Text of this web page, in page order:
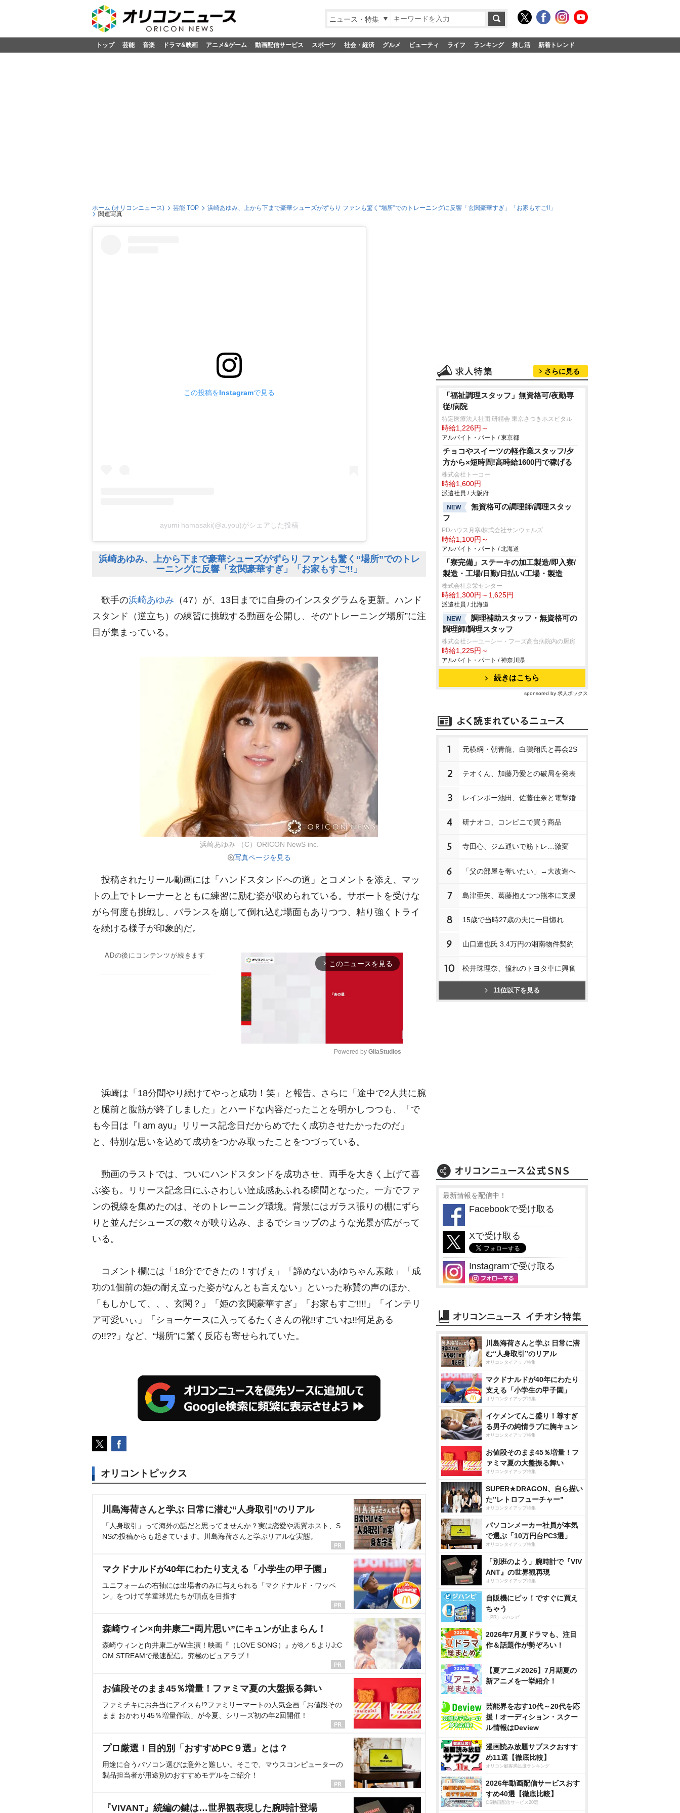
ニュース・特集
トップ 芸能 音楽 ドラマ&映画 アニメ&ゲーム 動画配信サービス スポーツ 社会・経済 グルメ ビューティ ライフ ランキング 推し活 新着トレンド
ホーム (オリコンニュース) 芸能 TOP
浜崎あゆみ、上から下まで豪華シューズがずらり ファンも驚く“場所”でのトレーニングに反響「玄関豪華すぎ」「お家もすご!!」
関連写真
この投稿をInstagramで見る
ayumi hamasaki(@a.you)がシェアした投稿
浜崎あゆみ、上から下まで豪華シューズがずらり ファンも驚く“場所”でのトレ
ーニングに反響「玄関豪華すぎ」「お家もすご!!」
歌手の浜崎あゆみ （47）が、13日までに自身のインスタグラムを更新。ハンド
スタンド（逆立ち）の練習に挑戦する動画を公開し、その“トレーニング場所”に注
目が集まっている。
浜崎あゆみ （C）ORICON NewS inc.
写真ページを見る
投稿されたリール動画には「ハンドスタンドへの道」とコメントを添え、マッ
トの上でトレーナーとともに練習に励む姿が収められている。サポートを受けな
がら何度も挑戦し、バランスを崩して倒れ込む場面もありつつ、粘り強くトライ
を続ける様子が印象的だ。
ADの後にコンテンツが続きます
arrow_forward_ios このニュースを見る
u
t
Powered by GliaStudios
浜崎は「18分間やり続けてやっと成功！笑」と報告。さらに「途中で2人共に腕
と腿前と腹筋が終了しました」とハードな内容だったことを明かしつつも、「で
も今日は『I am ayu』リリース記念日だからめでたく成功させたかったのだ」
と、特別な思いを込めて成功をつかみ取ったことをつづっている。
動画のラストでは、ついにハンドスタンドを成功させ、両手を大きく上げて喜
ぶ姿も。リリース記念日にふさわしい達成感あふれる瞬間となった。一方でファ
ンの視線を集めたのは、そのトレーニング環境。背景にはガラス張りの棚にずら
りと並んだシューズの数々が映り込み、まるでショップのような光景が広がって
いる。
コメント欄には「18分でできたの！すげぇ」「諦めないあゆちゃん素敵」「成
功の1個前の姫の耐え立った姿がなんとも言えない」といった称賛の声のほか、
「もしかして、、、玄関？」「姫の玄関豪華すぎ」「お家もすご!!!!」「インテリ
ア可愛いぃ」「ショーケースに入ってるたくさんの靴!!すごいね!!何足ある
の!!??」など、“場所”に驚く反応も寄せられていた。
オリコントピックス
川島海荷さんと学ぶ 日常に潜む“人身取引”のリアル
「人身取引」って海外の話だと思ってませんか？実は恋愛や悪質ホスト、S
NSの投稿からも起きています。川島海荷さんと学ぶリアルな実態。
マクドナルドが40年にわたり支える「小学生の甲子園」
ユニフォームの右袖には出場者のみに与えられる「マクドナルド・ワッペ
ン」をつけて学童球児たちが頂点を目指す
森崎ウィン×向井康二“両片思い”にキュンが止まらん！
森崎ウィンと向井康二がW主演！映画『（LOVE SONG）』が8／５よりJ:C
OM STREAMで最速配信。究極のピュアラブ！
お値段そのまま45％増量！ファミマ夏の大盤振る舞い
ファミチキにお弁当にアイスも!?ファミリーマートの人気企画「お値段その
まま おかわり45％増量作戦」が今夏、シリーズ初の年2回開催！
プロ厳選！目的別「おすすめPC９選」とは？
用途に合うパソコン選びは意外と難しい。そこで、マウスコンピューターの
製品担当者が用途別のおすすめモデルをご紹介！
『VIVANT』続編の鍵は…世界観表現した腕時計登場
さらに見る
「福祉調理スタッフ」無資格可/夜勤専
従/病院
特定医療法人社団 研精会 東京さつきホスピタル
時給1,226円～
アルバイト・パート / 東京都
チョコやスイーツの軽作業スタッフ/夕
方から×短時間!高時給1600円で稼げる
株式会社トーコー
時給1,600円
派遣社員 / 大阪府
NEW
無資格可の調理師/調理スタッ
フ
PDハウス月寒/株式会社サンウェルズ
時給1,100円～
アルバイト・パート / 北海道
「寮完備」ステーキの加工製造/即入寮/
製造・工場/日勤/日払い/工場・製造
株式会社京栄センター
時給1,300円～1,625円
派遣社員 / 北海道
NEW
調理補助スタッフ・無資格可の
調理師/調理スタッフ
株式会社シーユーシー・フーズ高台病院内の厨房
時給1,225円～
アルバイト・パート / 神奈川県
続きはこちら
sponsored by 求人ボックス
1 元横綱・朝青龍、白鵬翔氏と再会2S
2 テオくん、加藤乃愛との破局を発表
3 レインボー池田、佐藤佳奈と電撃婚
4 研ナオコ、コンビニで買う商品
5 寺田心、ジム通いで筋トレ…激変
6 「父の部屋を奪いたい」→大改造へ
7 島津亜矢、葛藤抱えつつ熊本に支援
8 15歳で当時27歳の夫に一目惚れ
9 山口達也氏 3.4万円の湘南物件契約
10 松井珠理奈、憧れのトヨタ車に興奮
11位以下を見る
最新情報を配信中！
Facebookで受け取る
Xで受け取る
Instagramで受け取る
川島海荷さんと学ぶ 日常に潜
む“人身取引”のリアル
オリコンタイアップ特集
マクドナルドが40年にわたり
支える「小学生の甲子園」
オリコンタイアップ特集
イケメンてんこ盛り！尊すぎ
る男子の純情ラブに胸キュン
オリコンタイアップ特集
お値段そのまま45％増量！フ
ァミマ夏の大盤振る舞い
オリコンタイアップ特集
SUPER★DRAGON、自ら描い
た”レトロフューチャー”
オリコンタイアップ特集
パソコンメーカー社員が本気
で選ぶ「10万円台PC3選」
オリコンタイアップ特集
「別班のよう」腕時計で『VIV
ANT』の世界観再現
オリコンタイアップ特集
自販機にピッ！ですぐに買え
ちゃう
（PR）ジハンピ
2026年7月夏ドラマも、注目
作＆話題作が勢ぞろい！
【夏アニメ2026】7月期夏の
新アニメを一挙紹介！
芸能界を志す10代～20代を応
援！オーディション・スクー
ル情報はDeview
漫画読み放題サブスクおすす
め11選【徹底比較】
オリコン顧客満足度ランキング
2026年動画配信サービスおす
すめ40選【徹底比較】
CS動画配信サービス20選